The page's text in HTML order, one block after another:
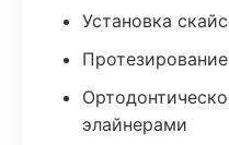
Установка
элайнерами